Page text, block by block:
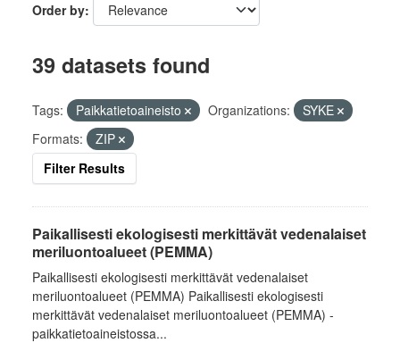
Order by
39 datasets found
Tags: Paikkatietoaineisto Organizations:
SYKE
Formats:
ZIP
Filter Results
Paikallisesti ekologisesti merkittävät vedenalaiset
meriluontoalueet (PEMMA)
Paikallisesti ekologisesti merkittävät vedenalaiset
meriluontoalueet (PEMMA) Paikallisesti ekologisesti
merkittävät vedenalaiset meriluontoalueet (PEMMA) -
paikkatietoaineistossa...